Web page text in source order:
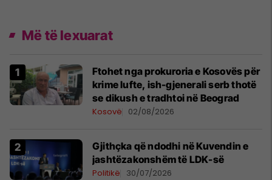
Më të lexuarat
Ftohet nga prokuroria e Kosovës për
krime lufte, ish-gjenerali serb thotë
se dikush e tradhtoi në Beograd
Kosovë 02/08/2026
Gjithçka që ndodhi në Kuvendin e
jashtëzakonshëm të LDK-së
Politikë 30/07/2026